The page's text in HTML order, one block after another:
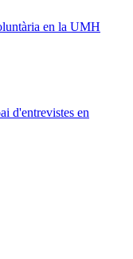
en la UMH
d'entrevistes en